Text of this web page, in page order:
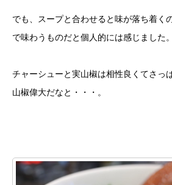
でも、スープと合わせると味が落ち着く
で味わうものだと個人的には感じました。
チャーシューと実山椒は相性良くてさっ
山椒偉大だなと・・・。